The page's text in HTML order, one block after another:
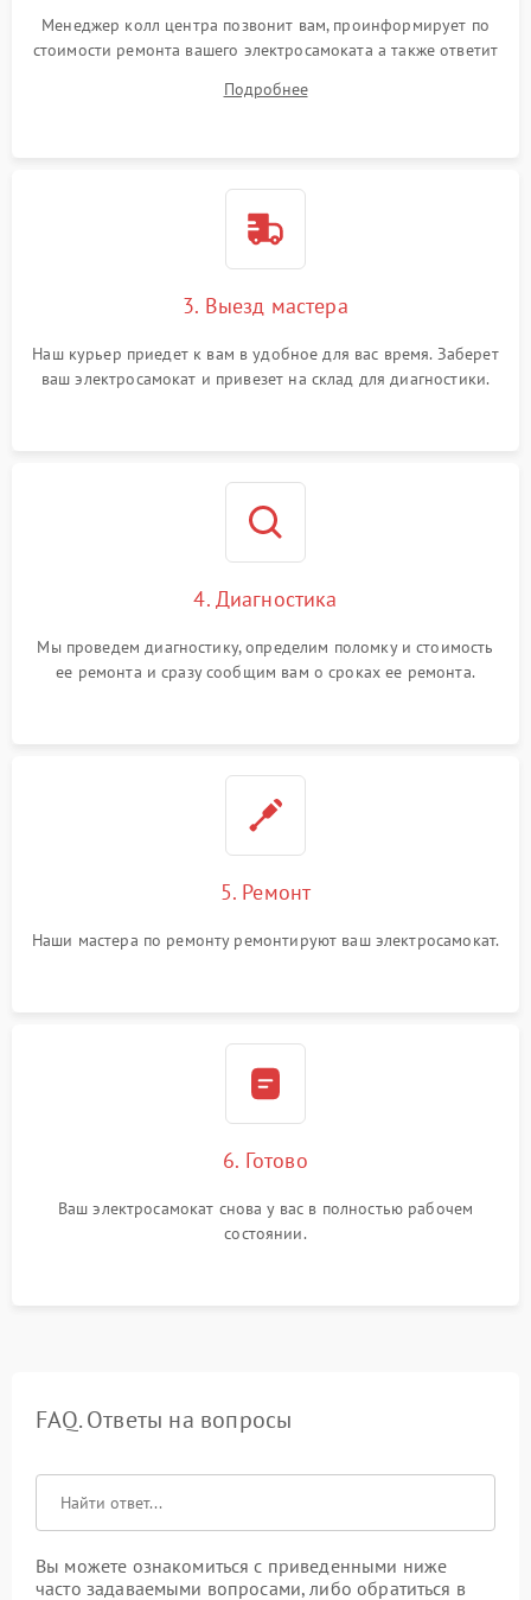
Менеджер колл центра позвонит вам, проинформирует по
стоимости ремонта вашего электросамоката а также ответит
Подробнее
3. Выезд мастера
Наш курьер приедет к вам в удобное для вас время. Заберет
ваш электросамокат и привезет на склад для диагностики.
4. Диагностика
Мы проведем диагностику, определим поломку и стоимость
ее ремонта и сразу сообщим вам о сроках ее ремонта.
5. Ремонт
Наши мастера по ремонту ремонтируют ваш электросамокат.
6. Готово
Ваш электросамокат снова у вас в полностью рабочем
состоянии.
FAQ. Ответы на вопросы
Вы можете ознакомиться с приведенными ниже
часто задаваемыми вопросами, либо обратиться в